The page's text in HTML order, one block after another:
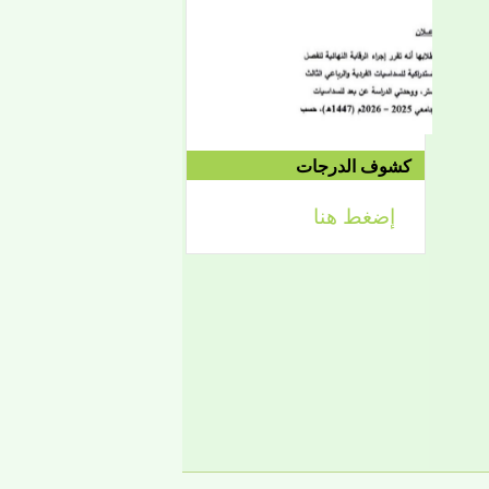
الدورة الاستدراكية الثانية:
الثلاثاء 09/08 وحتى
1442/09/12هـ
الموافق 04/20 حتى
2021/04/24م
إعلان
لائحة توجيه وزارة الشؤون
كشوف الدرجات
إضغط هنا